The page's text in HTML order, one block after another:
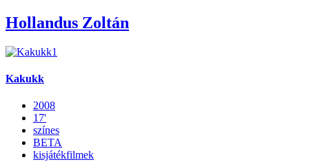
Hollandus Zoltán
Kakukk
2008
17'
színes
BETA
kisjátékfilmek